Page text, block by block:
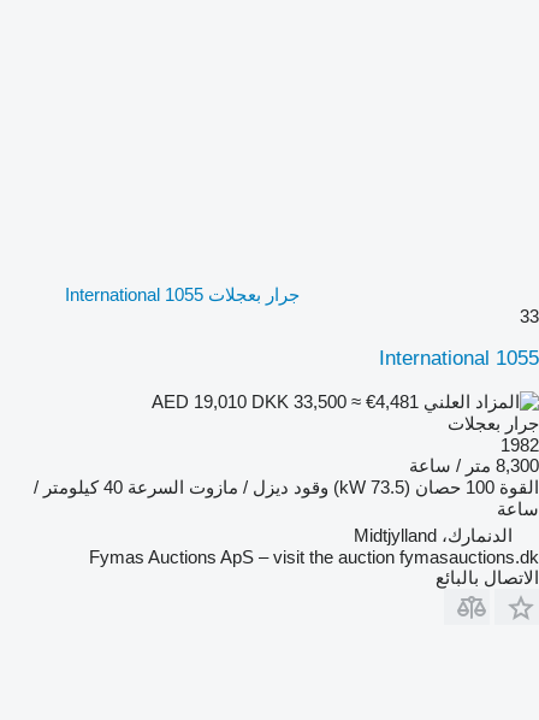
جرار بعجلات International 1055
33
International 1055
DKK 33,500 ≈ €4,481
جرار بعجلات
1982
8,300 متر / ساعة
القوة 100 حصان (73.5 kW) وقود ديزل / مازوت السرعة
40 كيلومتر /
ساعة
الدنمارك، Midtjylland
Fymas Auctions ApS – visit the auction fymasauctions.dk
الاتصال بالبائع